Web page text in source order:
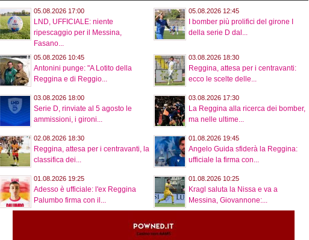
05.08.2026 17:00
LND, UFFICIALE: niente
ripescaggio per il Messina,
Fasano...
05.08.2026 12:45
I bomber più prolifici del girone I
della serie D dal...
05.08.2026 10:45
Antonini punge: "A Lotito della
Reggina e di Reggio...
03.08.2026 18:30
Reggina, attesa per i centravanti:
ecco le scelte delle...
03.08.2026 18:00
Serie D, rinviate al 5 agosto le
ammissioni, i gironi...
03.08.2026 17:30
La Reggina alla ricerca dei bomber,
ma nelle ultime...
02.08.2026 18:30
Reggina, attesa per i centravanti, la
classifica dei...
01.08.2026 19:45
Angelo Guida sfiderà la Reggina:
ufficiale la firma con...
01.08.2026 19:25
Adesso è ufficiale: l'ex Reggina
Palumbo firma con il...
01.08.2026 10:25
Kragl saluta la Nissa e va a
Messina, Giovannone:...